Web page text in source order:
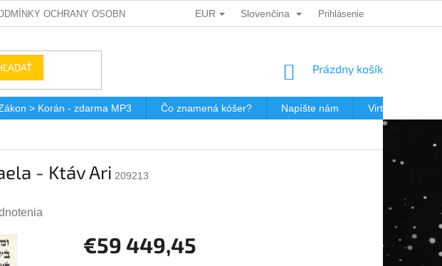
OCHRANY OSOBNÍCH ÚDAJŮ DÁRKOVÉ KUPONY POŠTOVNÉ V JEWISHOP
EUR Slovenčina Prihlásenie
NÁKUPNÝ
Prázdny košík
> Korán - zdarma MP3 Čo znamená kóšer? Napíšte nám Virtuálna
- Ktáv Ari 209213
€59 449,45